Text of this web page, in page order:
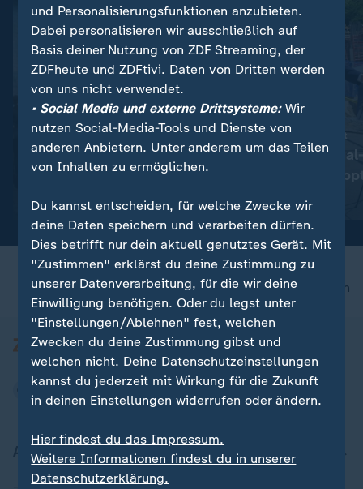
Berlin:
Kostendruck gefährdet
Clubszene
Video
US-Berufungsgericht
Trumps
Video 0:28
nach oben
Aktuell bei ZDFheute
und Personalisierungsfunktionen anzubieten.
Dabei personalisieren wir ausschließlich auf
Basis deiner Nutzung von ZDF Streaming, der
ZDFheute und ZDFtivi. Daten von Dritten werden
von uns nicht verwendet.
• Social Media und externe Drittsysteme:Wir
nutzen Social-Media-Tools und Dienste von
anderen Anbietern. Unter anderem um das Teilen
von Inhalten zu ermöglichen.
Du kannst entscheiden, für welche Zwecke wir
deine Daten speichern und verarbeiten dürfen.
Dies betrifft nur dein aktuell genutztes Gerät. Mit
"Zustimmen" erklärst du deine Zustimmung zu
unserer Datenverarbeitung, für die wir deine
Einwilligung benötigen. Oder du legst unter
"Einstellungen/Ablehnen" fest, welchen
Zwecken du deine Zustimmung gibst und
welchen nicht. Deine Datenschutzeinstellungen
kannst du jederzeit mit Wirkung für die Zukunft
in deinen Einstellungen widerrufen oder ändern.
Hier findest du das Impressum.
Weitere Informationen findest du in unserer
Datenschutzerklärung.